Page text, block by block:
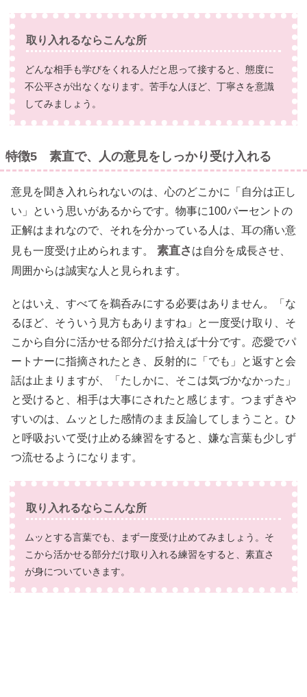
取り入れるならこんな所
どんな相手も学びをくれる人だと思って接すると、態度に
不公平さが出なくなります。苦手な人ほど、丁寧さを意識
してみましょう。
特徴5 素直で、人の意見をしっかり受け入れる
意見を聞き入れられないのは、心のどこかに「自分は正し
い」という思いがあるからです。物事に100パーセントの
正解はまれなので、それを分かっている人は、耳の痛い意
見も一度受け止められます。
素直さ は自分を成長させ、
周囲からは誠実な人と見られます。
とはいえ、すべてを鵜呑みにする必要はありません。「な
るほど、そういう見方もありますね」と一度受け取り、そ
こから自分に活かせる部分だけ拾えば十分です。恋愛でパ
ートナーに指摘されたとき、反射的に「でも」と返すと会
話は止まりますが、「たしかに、そこは気づかなかった」
と受けると、相手は大事にされたと感じます。つまずきや
すいのは、ムッとした感情のまま反論してしまうこと。ひ
と呼吸おいて受け止める練習をすると、嫌な言葉も少しず
つ流せるようになります。
取り入れるならこんな所
ムッとする言葉でも、まず一度受け止めてみましょう。そ
こから活かせる部分だけ取り入れる練習をすると、素直さ
が身についていきます。